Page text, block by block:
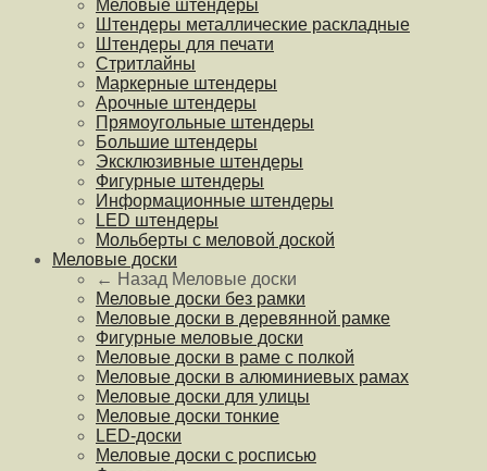
Меловые штендеры
Штендеры металлические раскладные
Штендеры для печати
Стритлайны
Маркерные штендеры
Арочные штендеры
Прямоугольные штендеры
Большие штендеры
Эксклюзивные штендеры
Фигурные штендеры
Информационные штендеры
LED штендеры
Мольберты с меловой доской
Меловые доски
← Назад Меловые доски
Меловые доски без рамки
Меловые доски в деревянной рамке
Фигурные меловые доски
Меловые доски в раме с полкой
Меловые доски в алюминиевых рамах
Меловые доски для улицы
Меловые доски тонкие
LED-доски
Меловые доски с росписью